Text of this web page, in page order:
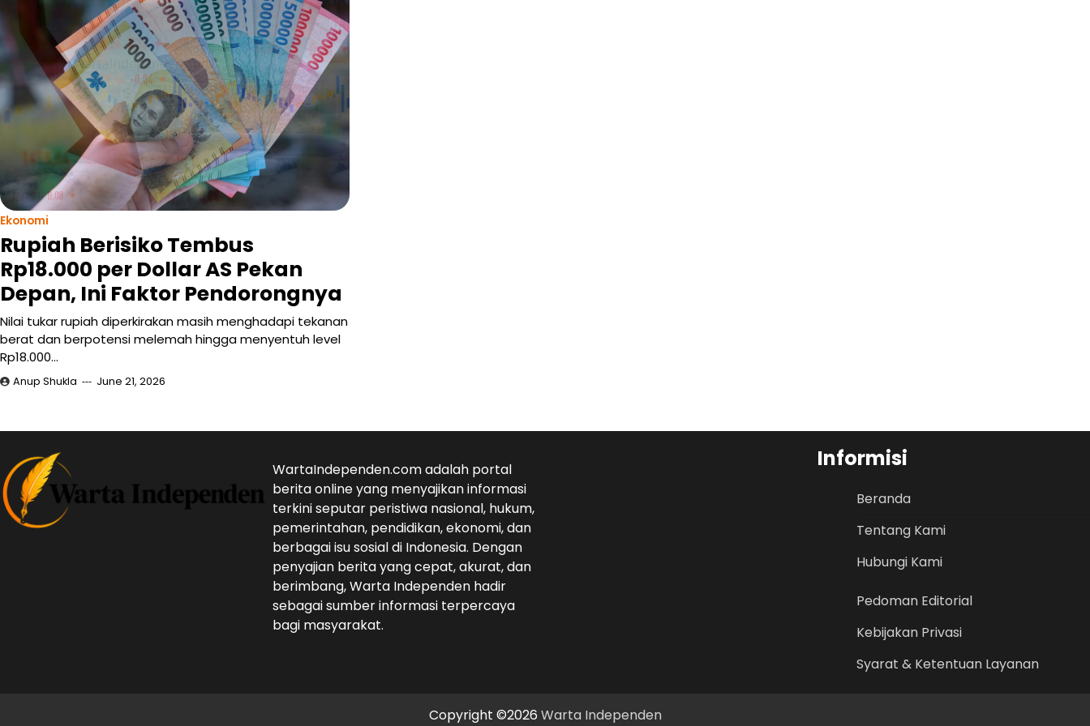
Ekonomi
Rupiah Berisiko Tembus
Rp18.000 per Dollar AS Pekan
Depan, Ini Faktor Pendorongnya
Nilai tukar rupiah diperkirakan masih menghadapi tekanan
berat dan berpotensi melemah hingga menyentuh level
Rp18.000…
Anup Shukla June 21, 2026
WartaIndependen.com adalah portal
berita online yang menyajikan informasi
terkini seputar peristiwa nasional, hukum,
pemerintahan, pendidikan, ekonomi, dan
berbagai isu sosial di Indonesia. Dengan
penyajian berita yang cepat, akurat, dan
berimbang, Warta Independen hadir
sebagai sumber informasi terpercaya
bagi masyarakat.
Informisi
Beranda
Tentang Kami
Hubungi Kami
Pedoman Editorial
Kebijakan Privasi
Syarat & Ketentuan Layanan
Copyright ©2026 Warta Independen